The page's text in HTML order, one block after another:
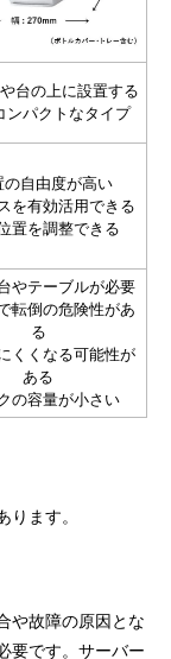
台の上に設置する
ンパクトなタイプ
の自由度が高い
を有効活用できる
置を調整できる
やテーブルが必要
転倒の危険性があ
る
くくなる可能性が
ある
の容量が小さい
ます。
や故障の原因とな
要です。サーバー